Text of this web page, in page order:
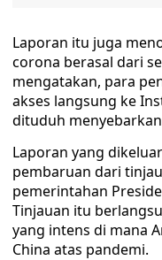
Laporan itu juga
corona berasal dari
mengatakan, para
akses langsung ke
dituduh
Laporan yang
pembaruan dari
pemerintahan
Tinjauan itu
yang intens di mana
China atas pandemi.